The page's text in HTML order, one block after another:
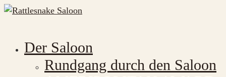
Der Saloon
Rundgang durch den Saloon